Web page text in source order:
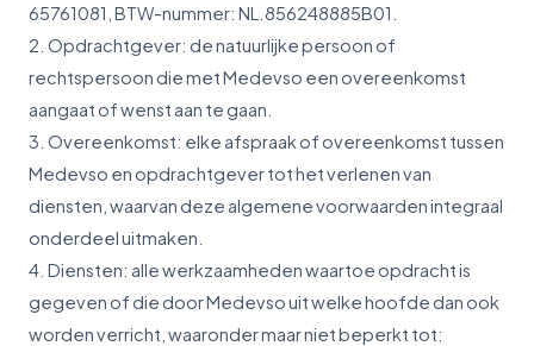
65761081, BTW-nummer: NL.856248885B01.
2. Opdrachtgever: de natuurlijke persoon of
rechtspersoon die met Medevso een overeenkomst
aangaat of wenst aan te gaan.
3. Overeenkomst: elke afspraak of overeenkomst tussen
Medevso en opdrachtgever tot het verlenen van
diensten, waarvan deze algemene voorwaarden integraal
onderdeel uitmaken.
4. Diensten: alle werkzaamheden waartoe opdracht is
gegeven of die door Medevso uit welke hoofde dan ook
worden verricht, waaronder maar niet beperkt tot: